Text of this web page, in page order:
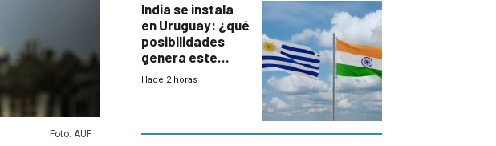
Foto: AUF
India se instala
en Uruguay: ¿qué
posibilidades
genera este
vínculo
Hace 2 horas